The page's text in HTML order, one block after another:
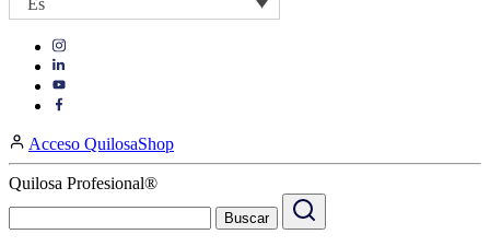
Visit
https://www.instagram.com/quilosa_selena/
Visit
our
Visit
page
https://www.facebook.com/QuilosaSelenaIberia/
page
Acceso QuilosaShop
Quilosa Profesional®